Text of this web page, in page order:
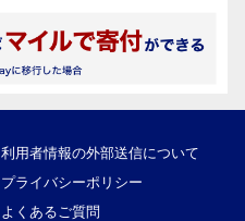
利用者情報の外部送信について
プライバシーポリシー
よくあるご質問